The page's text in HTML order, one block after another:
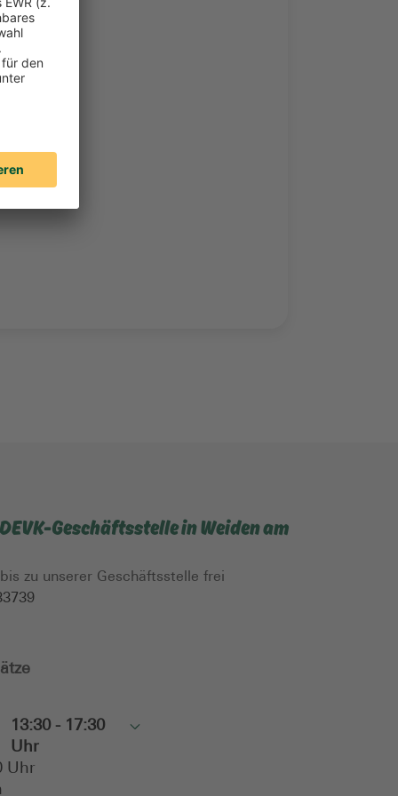
Geschäftsstelle in Weiden am
zu unserer Geschäftsstelle frei
13:30 - 17:30
Uhr
Uhr
Toggle